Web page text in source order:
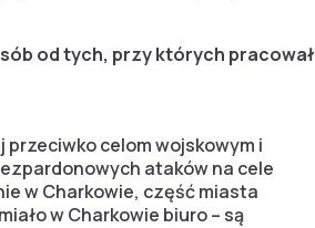
od tych, przy których pracował
przeciwko celom wojskowym i
ataków na cele
w Charkowie, część miasta
w Charkowie biuro – są